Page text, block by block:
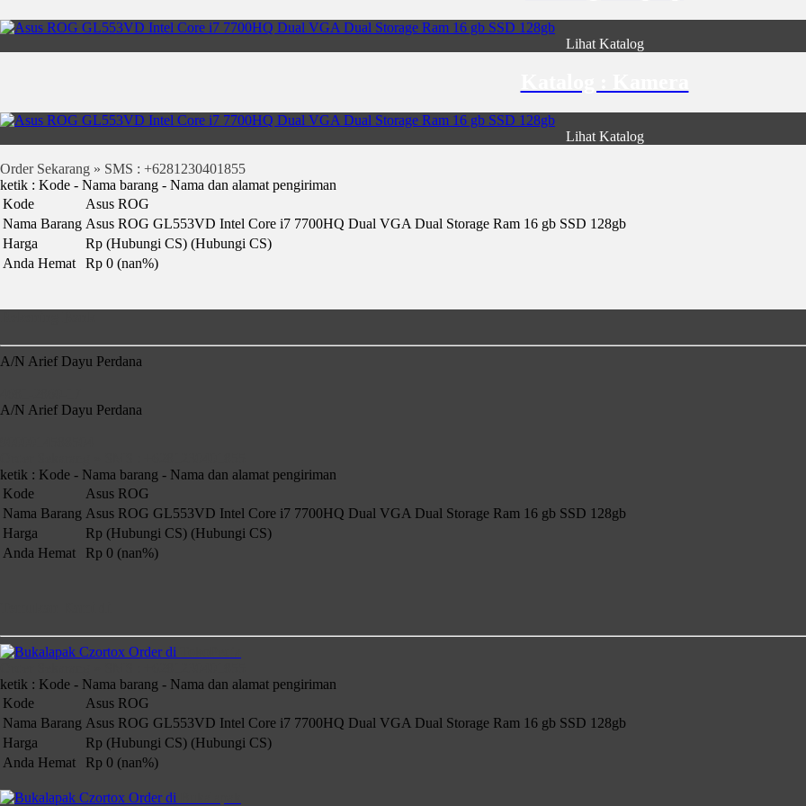
Lihat Katalog
Lihat Katalog
Order Sekarang » SMS : +6281230401855
ketik : Kode - Nama barang - Nama dan alamat pengiriman
Kode
Asus ROG
Nama Barang Asus ROG GL553VD Intel Core i7 7700HQ Dual VGA Dual Storage Ram 16 gb SSD 128gb
Harga
Rp (Hubungi CS) (Hubungi CS)
Anda Hemat
Rp 0 (nan%)
A/N Arief Dayu Perdana
A/N Arief Dayu Perdana
ketik : Kode - Nama barang - Nama dan alamat pengiriman
Kode
Asus ROG
Nama Barang Asus ROG GL553VD Intel Core i7 7700HQ Dual VGA Dual Storage Ram 16 gb SSD 128gb
Harga
Rp (Hubungi CS) (Hubungi CS)
Anda Hemat
Rp 0 (nan%)
Order di
ketik : Kode - Nama barang - Nama dan alamat pengiriman
Kode
Asus ROG
Nama Barang Asus ROG GL553VD Intel Core i7 7700HQ Dual VGA Dual Storage Ram 16 gb SSD 128gb
Harga
Rp (Hubungi CS) (Hubungi CS)
Anda Hemat
Rp 0 (nan%)
Order di